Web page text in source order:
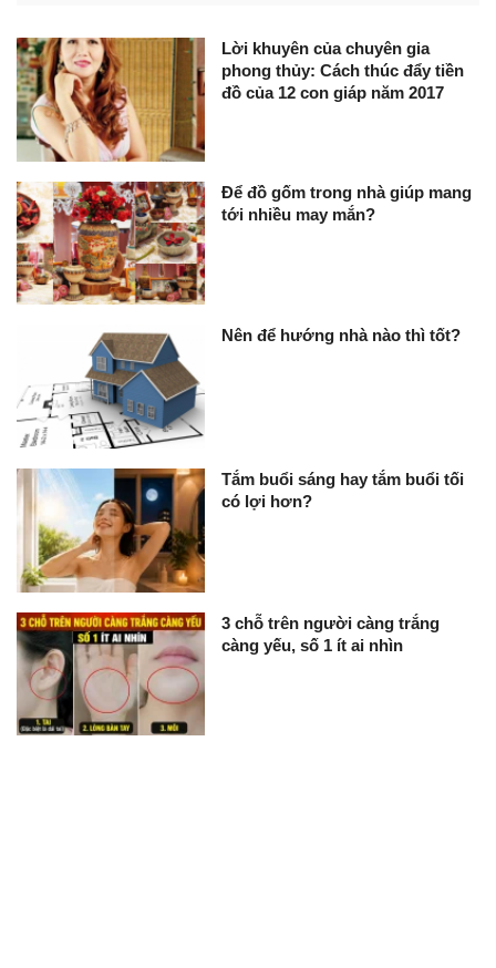
Lời khuyên của chuyên gia
phong thủy: Cách thúc đẩy tiền
đồ của 12 con giáp năm 2017
Để đồ gốm trong nhà giúp mang
tới nhiều may mắn?
Nên để hướng nhà nào thì tốt?
Tắm buổi sáng hay tắm buổi tối
có lợi hơn?
3 chỗ trên người càng trắng
càng yếu, số 1 ít ai nhìn